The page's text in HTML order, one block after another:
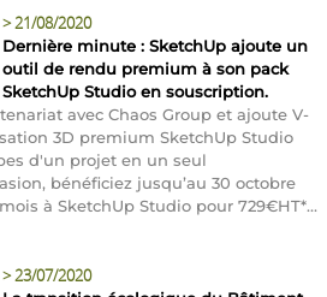
>21/08/2020
Dernière minute : SketchUp ajoute un
outil de rendu premium à son pack
SketchUp Studio en souscription.
avec Chaos Group et ajoute V-
3D premium SketchUp Studio
d'un projet en un seul
bénéficiez jusqu’au 30 octobre
à SketchUp Studio pour 729€HT*...
>23/07/2020